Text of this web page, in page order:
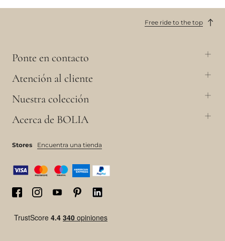
Free ride to the top
Ponte en contacto
Atención al cliente
Nuestra colección
Acerca de BOLIA
Stores Encuentra una tienda